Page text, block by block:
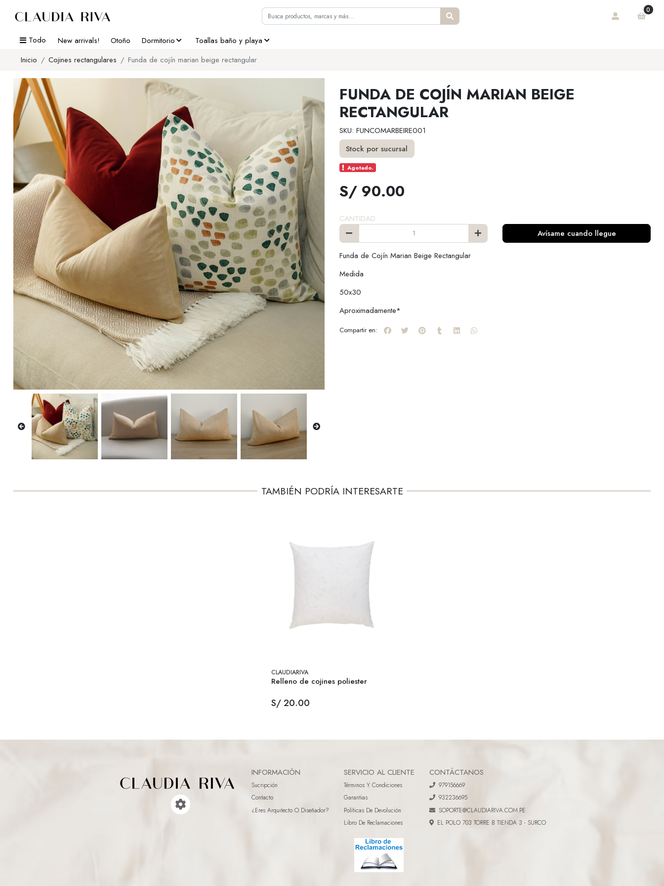
0
Todo New arrivals! Otoño Dormitorio
Toallas baño y playa
Inicio
Cojines rectangulares Funda de cojín marian beige rectangular
FUNDA DE COJÍN MARIAN BEIGE
RECTANGULAR
SKU: FUNCOMARBEIRE001
Stock por sucursal
Agotado.
S/ 90.00
CANTIDAD
Avísame cuando llegue
Funda de Cojín Marian Beige Rectangular
Medida
50x30
Aproximadamente*
Compartir en:
TAMBIÉN PODRÍA INTERESARTE
CLAUDIARIVA
Relleno de cojines poliester
S/ 20.00
INFORMACIÓN
Sucripción
Contacto
¿eres Arquitecto O Diseñador?
SERVICIO AL CLIENTE
Términos Y Condiciones
Garantias
Políticas De Devolución
Libro De Reclamaciones
CONTÁCTANOS
979156669
932236695
SOPORTE@CLAUDIARIVA.COM.PE
EL POLO 703 TORRE B TIENDA 3 - SURCO